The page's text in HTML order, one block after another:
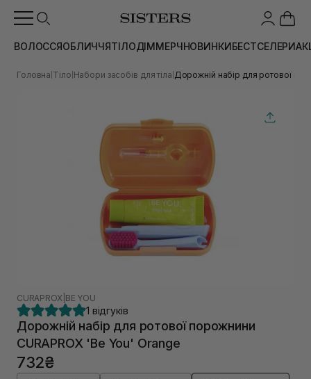
ВОЛОССЯОБЛИЧЧЯТІЛОДІММЕРЧНОВИНКИБЕСТСЕЛЕРИ
Головна Тіло Набори засобів для тіла Дорожній набір для ротової
CURAPROX BE YOU
1 відгуків
Дорожній набір для ротової порожнини
CURAPROX 'Be You' Orange
732₴